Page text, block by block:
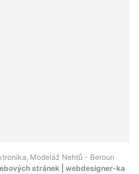
Modeláž Nehtů - Beroun
stránek | webdesigner-ka